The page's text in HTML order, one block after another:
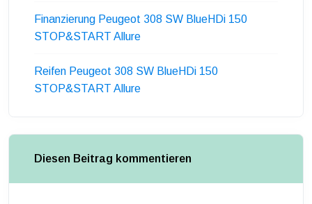
Finanzierung Peugeot 308 SW BlueHDi 150
STOP&START Allure
Reifen Peugeot 308 SW BlueHDi 150
STOP&START Allure
Diesen Beitrag kommentieren